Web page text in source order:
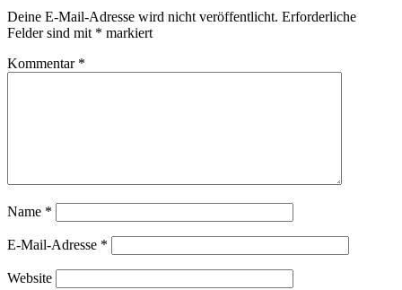
Deine E-Mail-Adresse wird nicht veröffentlicht. Erforderliche
Felder sind mit * markiert
Kommentar *
Name *
E-Mail-Adresse *
Website